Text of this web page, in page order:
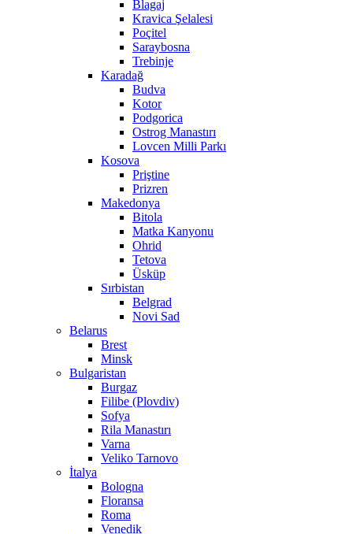
Blagaj
Kravica Şelalesi
Poçitel
Saraybosna
Trebinje
Karadağ
Budva
Kotor
Podgorica
Ostrog Manastırı
Lovcen Milli Parkı
Kosova
Priştine
Prizren
Makedonya
Bitola
Matka Kanyonu
Ohrid
Tetova
Üsküp
Sırbistan
Belgrad
Novi Sad
Belarus
Brest
Minsk
Bulgaristan
Burgaz
Filibe (Plovdiv)
Sofya
Rila Manastırı
Varna
Veliko Tarnovo
İtalya
Bologna
Floransa
Roma
Venedik